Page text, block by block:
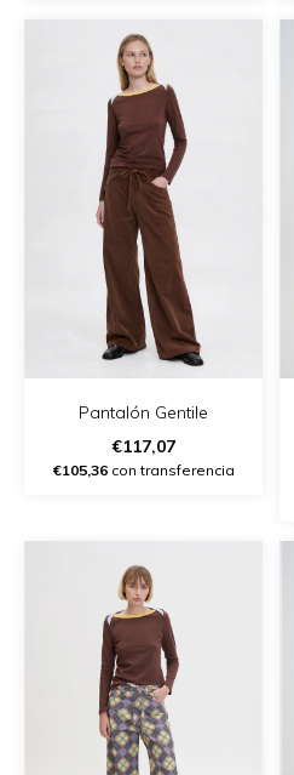
Pantalón Gentile
€117,07
€105,36con transferencia